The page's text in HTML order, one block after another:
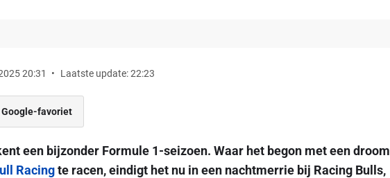
20:31 Laatste update: 22:23
Google-favoriet
een bijzonder Formule 1-seizoen. Waar het begon met een droom
Racingte racen, eindigt het nu in een nachtmerrie bij Racing Bulls,